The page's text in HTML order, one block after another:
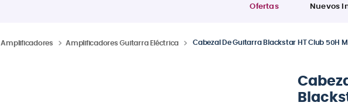
Ofertas Nuevos
Amplificadores Amplificadores Guitarra Eléctrica Cabezal De Guitarra Blackstar HT Club 50H